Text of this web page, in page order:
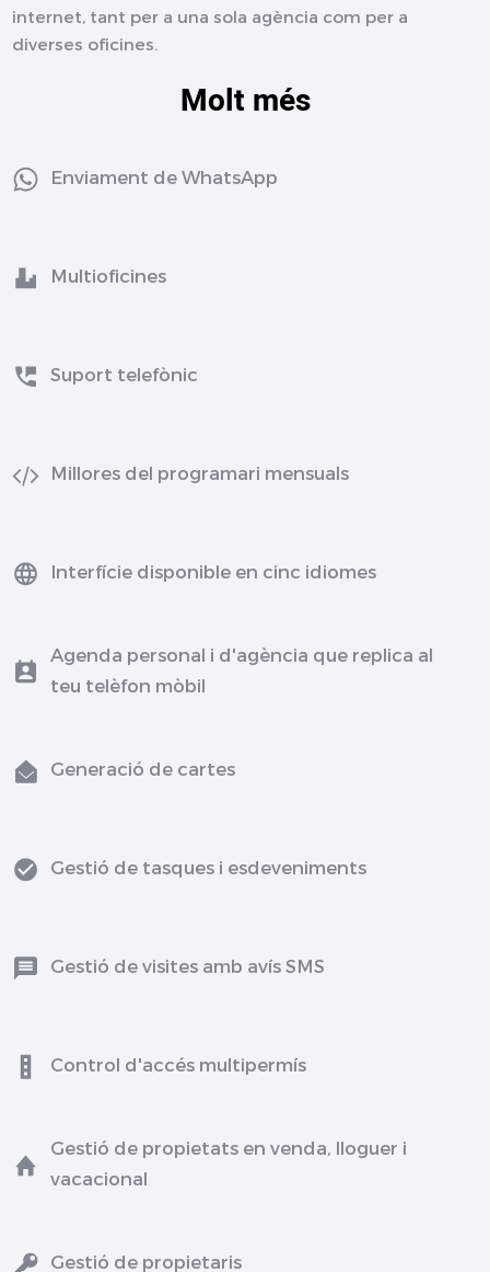
internet, tant per a una sola agència com per a
diverses oficines.
Molt més
Enviament de WhatsApp
Multioficines
Suport telefònic
Millores del programari mensuals
Interfície disponible en cinc idiomes
Agenda personal i d'agència que replica al
teu telèfon mòbil
Generació de cartes
Gestió de tasques i esdeveniments
Gestió de visites amb avís SMS
Control d'accés multipermís
Gestió de propietats en venda, lloguer i
vacacional
Gestió de propietaris